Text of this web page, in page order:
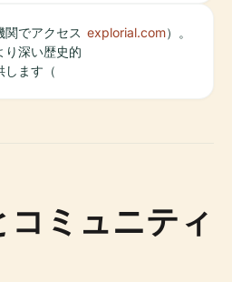
関でアクセス
り深い歴史的
します（
explorial.com）。
ミュニティ